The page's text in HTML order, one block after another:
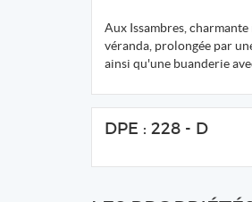
Aux Issambres,
véranda, prolongée par
ainsi qu'une buanderie
DPE : 228 - D